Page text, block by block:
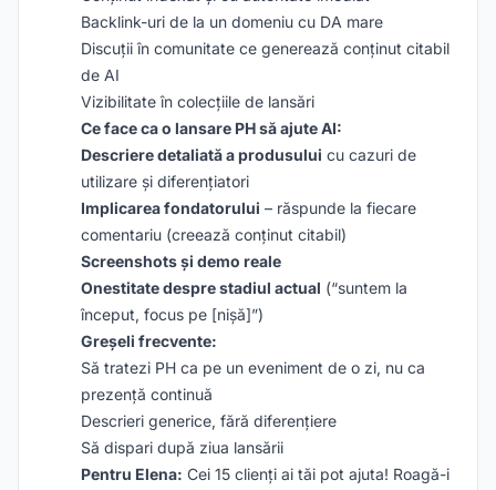
Backlink-uri de la un domeniu cu DA mare
Discuții în comunitate ce generează conținut citabil
de AI
Vizibilitate în colecțiile de lansări
Ce face ca o lansare PH să ajute AI:
Descriere detaliată a produsului cu cazuri de
utilizare și diferențiatori
Implicarea fondatorului – răspunde la fiecare
comentariu (creează conținut citabil)
Screenshots și demo reale
Onestitate despre stadiul actual (“suntem la
început, focus pe [nișă]”)
Greșeli frecvente:
Să tratezi PH ca pe un eveniment de o zi, nu ca
prezență continuă
Descrieri generice, fără diferențiere
Să dispari după ziua lansării
Pentru Elena: Cei 15 clienți ai tăi pot ajuta! Roagă-i